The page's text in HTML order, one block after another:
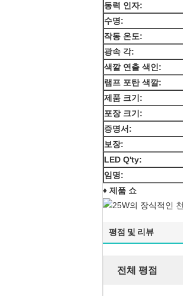
동력 인자:
수명:
작동 온도:
광속 각:
색깔 연출 색인:
램프 포탄 색깔:
제품 크기:
포장 크기:
증명서:
보장:
LED Q'ty:
임명:
♦ 제품 쇼
평점 및 리뷰
전체 평점